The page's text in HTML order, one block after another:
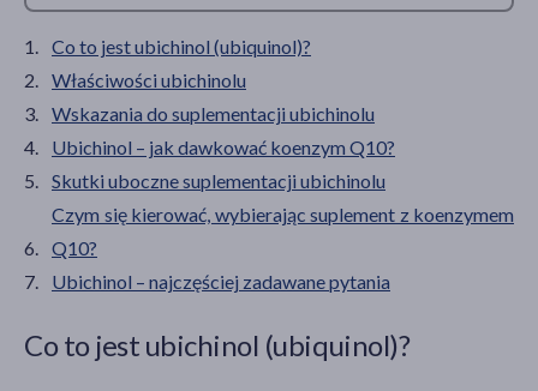
Co to jest ubichinol (ubiquinol)?
Właściwości ubichinolu
Wskazania do suplementacji ubichinolu
Ubichinol – jak dawkować koenzym Q10?
Skutki uboczne suplementacji ubichinolu
Czym się kierować, wybierając suplement z koenzymem
Q10?
Ubichinol – najczęściej zadawane pytania
Co to jest ubichinol (ubiquinol)?